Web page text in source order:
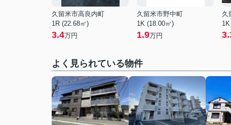
久留米市高良内町
1R (22.68㎡)
3.4万円
久留米市野中町
1K (18.00㎡)
1.9万円
久
よく見られている物件